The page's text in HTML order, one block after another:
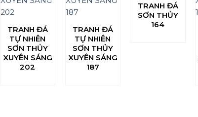
TRANH ĐÁ
TỰ NHIÊN
SƠN THỦY
XUYÊN SÁNG
202
TRANH ĐÁ
TỰ NHIÊN
SƠN THỦY
XUYÊN SÁNG
187
TRANH ĐÁ
SƠN THỦY
164